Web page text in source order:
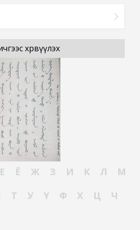
хөрвүүлэх
Е Ё Ж З И К Л
М
Т У Ү Ф Х Ц
Ч